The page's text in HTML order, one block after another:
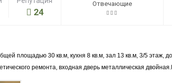
24
Отвечающие
площадью 30 кв.м, кухня 8 кв.м, зал 13 кв.м, 3/5 этаж,
ремонта, входная дверь металлическая